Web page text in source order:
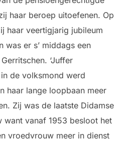
haar beroep uitoefenen. Op
haar veertigjarig jubileum
was er s’ middags een
‘Juffer
in de volksmond werd
haar lange loopbaan meer
Zij was de laatste Didamse
want vanaf 1953 besloot het
vroedvrouw meer in dienst